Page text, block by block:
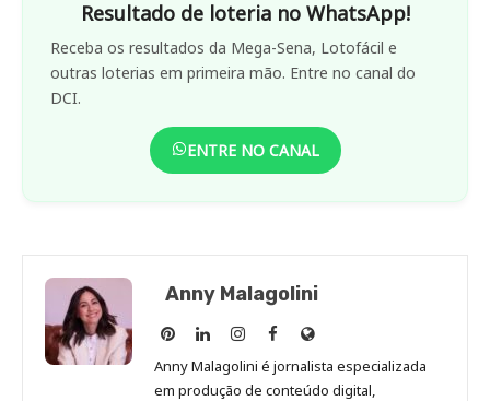
Resultado de loteria no WhatsApp!
Receba os resultados da Mega-Sena, Lotofácil e
outras loterias em primeira mão. Entre no canal do
DCI.
ENTRE NO CANAL
Anny Malagolini
Anny
Malagolini
no
Anny
Malagolini
no
Anny
Malagolini
no
Anny
Malagolini
no
Site
de
Anny
Anny Malagolini é jornalista especializada
em produção de conteúdo digital,